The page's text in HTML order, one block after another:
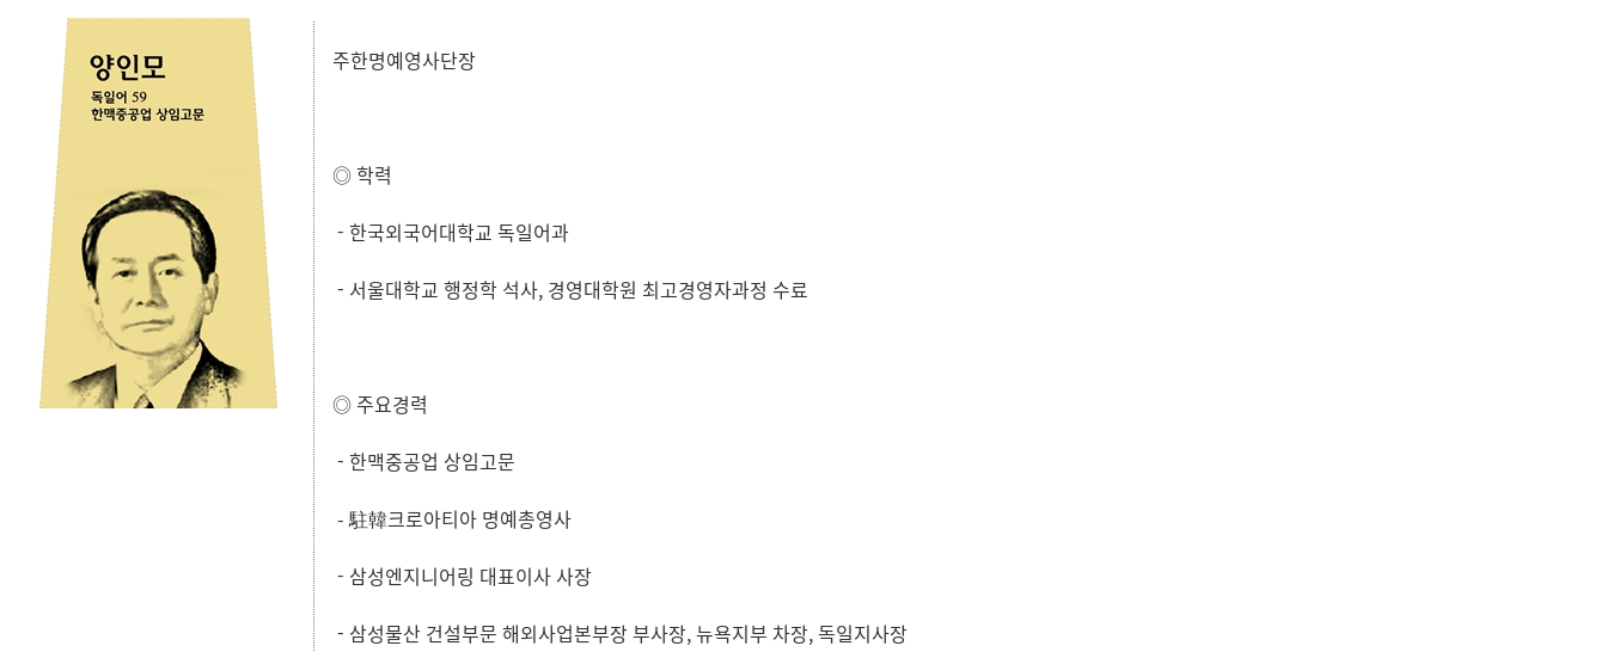
주한명예영사단장
◎ 학력
- 한국외국어대학교 독일어과
- 서울대학교 행정학 석사, 경영대학원 최고경영자과정 수료
◎ 주요경력
- 한맥중공업 상임고문
- 駐韓크로아티아 명예총영사
- 삼성엔지니어링 대표이사 사장
- 삼성물산 건설부문 해외사업본부장 부사장, 뉴욕지부 차장, 독일지사장